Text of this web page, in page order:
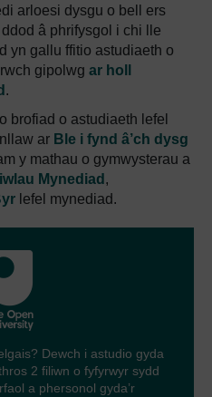
arloesi dysgu o bell ers
â phrifysgol i chi lle
yn gallu ffitio astudiaeth o
gipolwg ar holl
.
brofiad o astudiaeth lefel
ar Ble i fynd â’ch dysg
y mathau o gymwysterau a
Mynediad ,
lefel mynediad.
Dewch i astudio gyda
2 filiwn o fyfyrwyr sydd
a phersonol gyda’r